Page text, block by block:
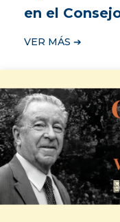
en el
VER MÁS ➔